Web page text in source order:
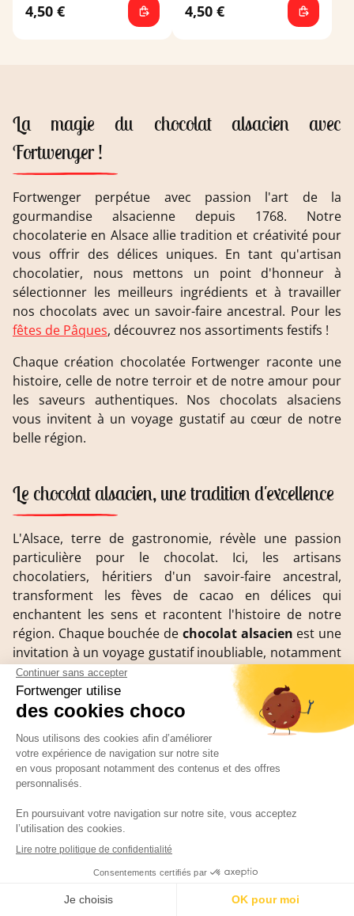
4,50 € 4,50 €
La magie du chocolat alsacien avec
Fortwenger !
Fortwenger perpétue avec passion l'art de la
gourmandise alsacienne depuis 1768. Notre
chocolaterie en Alsace allie tradition et créativité pour
vous offrir des délices uniques. En tant qu'artisan
chocolatier, nous mettons un point d'honneur à
sélectionner les meilleurs ingrédients et à travailler
nos chocolats avec un savoir-faire ancestral. Pour les
fêtes de Pâques, découvrez nos assortiments festifs !
Chaque création chocolatée Fortwenger raconte une
histoire, celle de notre terroir et de notre amour pour
les saveurs authentiques. Nos chocolats alsaciens
vous invitent à un voyage gustatif au cœur de notre
belle région.
Le chocolat alsacien, une tradition d'excellence
L'Alsace, terre de gastronomie, révèle une passion
particulière pour le chocolat. Ici, les artisans
chocolatiers, héritiers d'un savoir-faire ancestral,
transforment les fèves de cacao en délices qui
enchantent les sens et racontent l'histoire de notre
région. Chaque bouchée de chocolat alsacien est une
invitation à un voyage gustatif inoubliable, notamment
à l'occasion des fêtes de fin d'années où nos
chocolats prennent des formes aussi variées que
gourmandes.
Quels chocolats alsaciens manger chez
Fortwenger ?
invite à découvrir un univers de saveurs à travers sa
large gamme de chocolats artisanaux. Les
incontournables de la maison incluent le Lapin en